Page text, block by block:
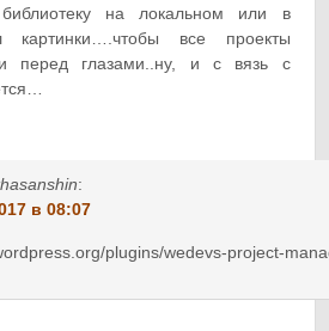
на локальном или в
картинки….чтобы все проекты
перед глазами..ну, и с вязь с
:
в 08:07
plugins/wedevs-project-